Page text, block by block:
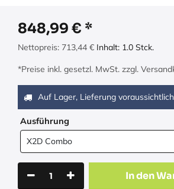
848,99 €
Nettopreis: 713,44 € Inhalt: 1.0 Stck.
*Preise inkl. gesetzl. MwSt. zzgl.
Auf Lager, Lieferung
Ausführung
In den